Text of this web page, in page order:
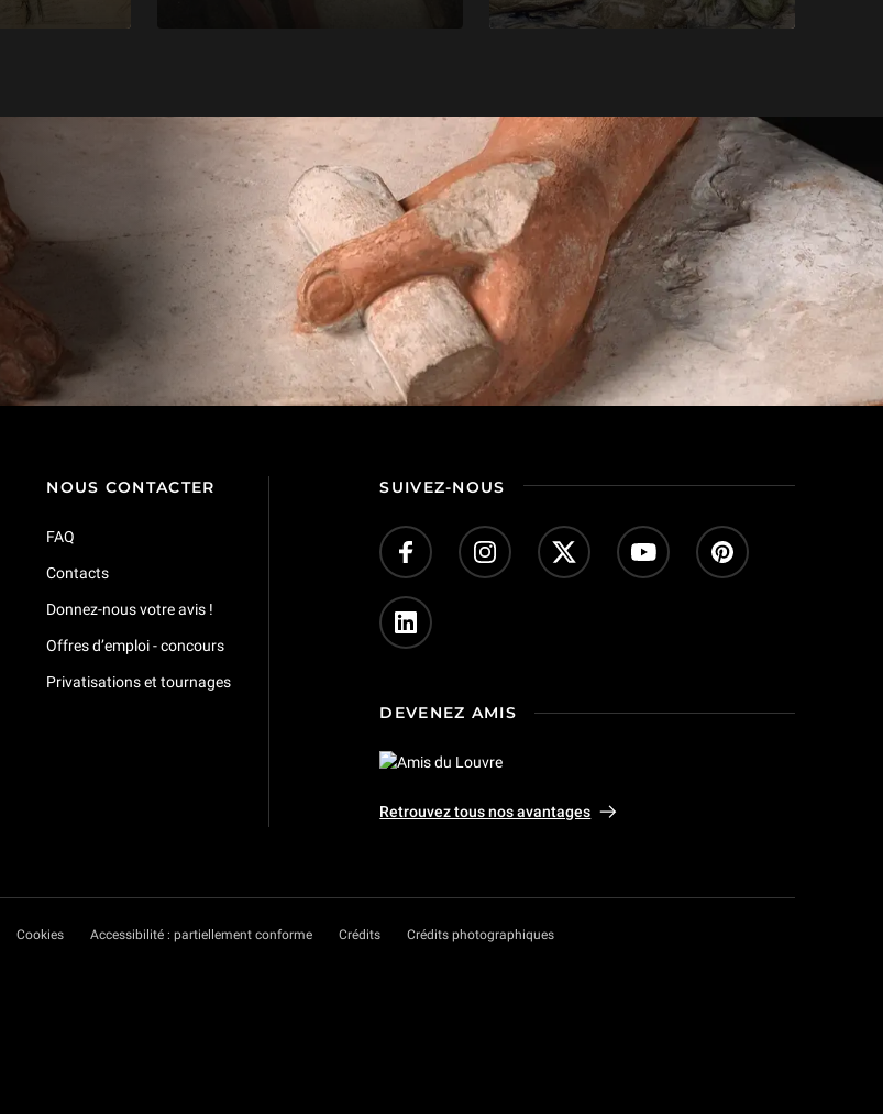
NOUS CONTACTER
FAQ
Contacts
Donnez-nous votre avis !
Offres d’emploi - concours
Privatisations et tournages
SUIVEZ-NOUS
DEVENEZ AMIS
Retrouvez tous nos avantages
Cookies Accessibilité : partiellement conforme Crédits Crédits photographiques